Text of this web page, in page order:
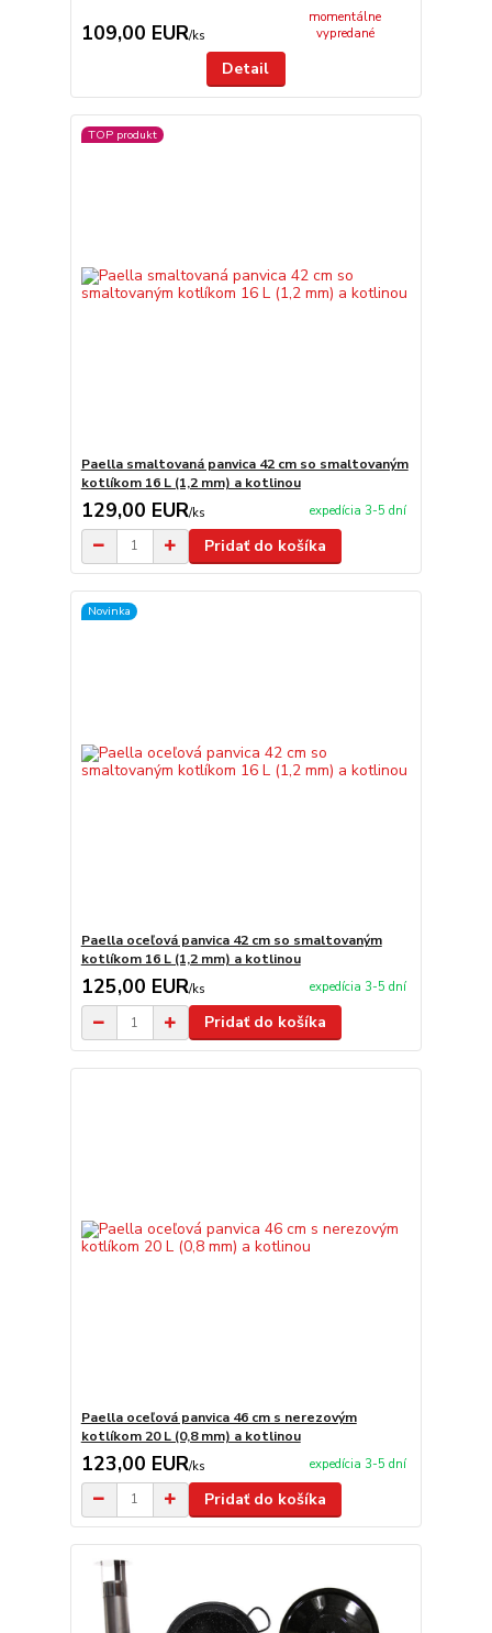
109,00 EUR/ks
momentálne
vypredané
Detail
TOP produkt
Paella smaltovaná panvica 42 cm so smaltovaným
kotlíkom 16 L (1,2 mm) a kotlinou
129,00 EUR/ks expedícia 3-5 dní
Pridať do košíka
Novinka
Paella oceľová panvica 42 cm so smaltovaným
kotlíkom 16 L (1,2 mm) a kotlinou
125,00 EUR/ks expedícia 3-5 dní
Pridať do košíka
Paella oceľová panvica 46 cm s nerezovým
kotlíkom 20 L (0,8 mm) a kotlinou
123,00 EUR/ks expedícia 3-5 dní
Pridať do košíka